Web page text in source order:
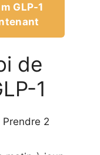
GLP-1
de
1
Prendre 2